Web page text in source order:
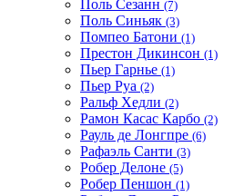
Поль Сезанн (7)
Поль Синьяк (3)
Помпео Батони (1)
Престон Дикинсон (1)
Пьер Гарнье (1)
Пьер Руа (2)
Ральф Хедли (2)
Рамон Касас Карбо (2)
Рауль де Лонгпре (6)
Рафаэль Санти (3)
Робер Делоне (5)
Робер Пеншон (1)